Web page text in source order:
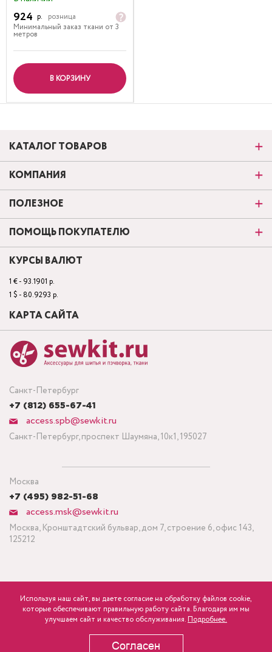
р. розница Минимальный заказ ткани от 3 метров
В КОРЗИНУ
924 р.
розница
Минимальный заказ ткани от 3
метров
В КОРЗИНУ
Санкт-Петербург
+7 (812) 655-67-41
access.spb@sewkit.ru
Санкт-Петербург, проспект Шаумяна, 10к1, 195027
Москва
+7 (495) 982-51-68
access.msk@sewkit.ru
Москва, Кронштадтский бульвар, дом 7, строение 6, офис 143,
125212
КАТАЛОГ ТОВАРОВ
КОМПАНИЯ
ПОЛЕЗНОЕ
ПОМОЩЬ ПОКУПАТЕЛЮ
КУРСЫ ВАЛЮТ
1 € - 93.1901 р.
1 $ - 80.9293 р.
КАРТА САЙТА
Политика конфиденциальности
ПОДПИСАТЬСЯ НА НОВОСТИ
Используя наш сайт, вы даете согласие на обработку файлов cookie,
которые обеспечивают правильную работу сайта. Благодаря им мы
улучшаем сайт и качество обслуживания. Подробнее.
Согласен